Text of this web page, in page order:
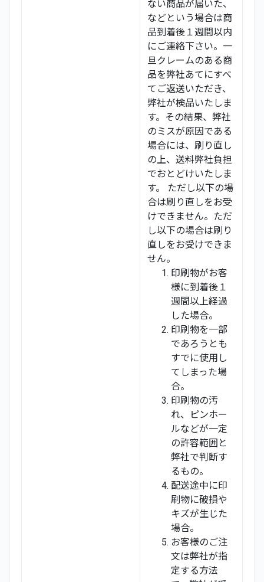
ない商品が届いた、
などという場合は商
品到着後１週間以内
にご連絡下さい。一
旦クレームのある商
品を弊社あてにすべ
てご返送いただき、
弊社が検品いたしま
す。その結果、弊社
のミスが原因である
場合には、刷り直し
の上、送料弊社負担
でおとどけいたしま
す。 ただし以下の場
合は刷り直しをお受
けできません。ただ
し以下の場合は刷り
直しをお受けできま
せん。
印刷物がお客
様に到着後１
週間以上経過
した場合。
印刷物を一部
であろうとも
すでに使用し
てしまった場
合。
印刷物の汚
れ、ピンホー
ルなどが一定
の許容範囲と
弊社で判断す
るもの。
配送途中に印
刷物に破損や
キズが生じた
場合。
お客様のご注
文は弊社が指
定する方法